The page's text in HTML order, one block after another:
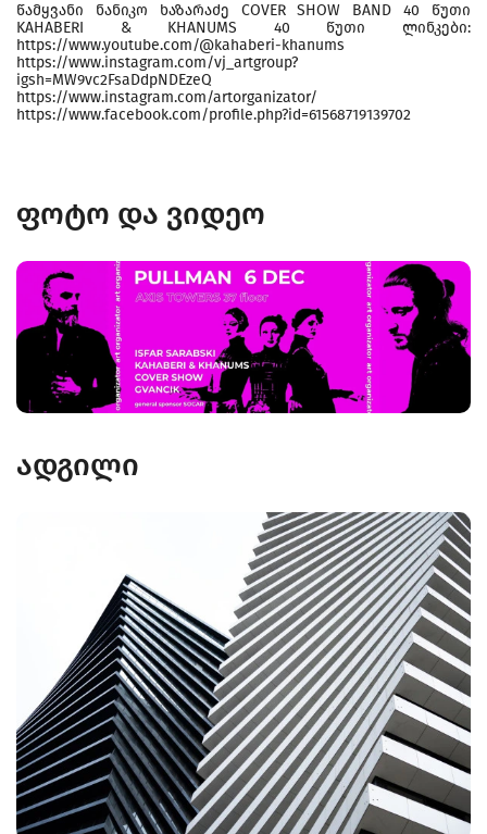
წამყვანი ნანიკო ხაზარაძე COVER SHOW BAND 40 წუთი
KAHABERI & KHANUMS 40 წუთი ლინკები:
https://www.youtube.com/@kahaberi-khanums
https://www.instagram.com/vj_artgroup?
igsh=MW9vc2FsaDdpNDEzeQ
https://www.instagram.com/artorganizator/
https://www.facebook.com/profile.php?id=61568719139702
ფოტო და ვიდეო
ადგილი